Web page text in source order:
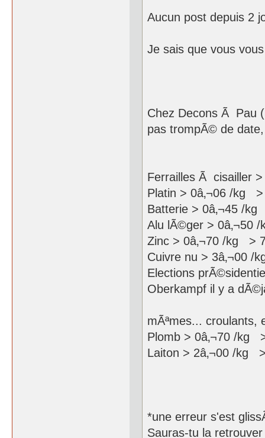
Aucun post depuis 2
Je sais que vous
Chez Decons Ã Pau
pas trompÃ© de
Ferrailles Ã cisailler
Platin > 0â‚¬06 /kg >
Batterie > 0â‚¬45 /
Alu lÃ©ger > 0â‚¬50
Zinc > 0â‚¬70 /kg >
Cuivre nu > 3â‚¬00 /
Elections
Oberkampf il y a
mÃªmes... croulants,
Plomb > 0â‚¬70 /kg
Laiton > 2â‚¬00 /kg
*une erreur s'est
Sauras-tu la